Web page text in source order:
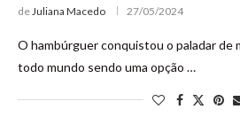
deJuliana Macedo 27/05/2024
O hambúrguer conquistou o paladar de
todo mundo sendo uma opção …